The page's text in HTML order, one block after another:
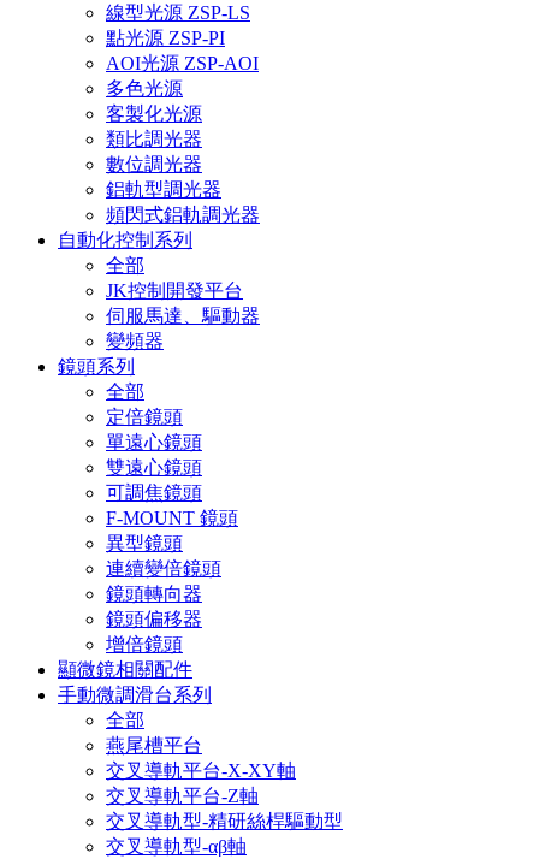
線型光源 ZSP-LS
點光源 ZSP-PI
AOI光源 ZSP-AOI
多色光源
客製化光源
類比調光器
數位調光器
鋁軌型調光器
頻閃式鋁軌調光器
自動化控制系列
全部
JK控制開發平台
伺服馬達、驅動器
變頻器
鏡頭系列
全部
定倍鏡頭
單遠心鏡頭
雙遠心鏡頭
可調焦鏡頭
F-MOUNT 鏡頭
異型鏡頭
連續變倍鏡頭
鏡頭轉向器
鏡頭偏移器
增倍鏡頭
顯微鏡相關配件
手動微調滑台系列
全部
燕尾槽平台
交叉導軌平台-X-XY軸
交叉導軌平台-Z軸
交叉導軌型-精研絲桿驅動型
交叉導軌型-αβ軸